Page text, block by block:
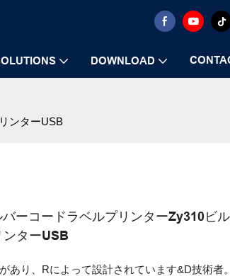
DOWNLOAD
ンターUSB
ーコードラベルプリンターZy310ビ
ターUSB
あり、Rによって設計されています&D技術者